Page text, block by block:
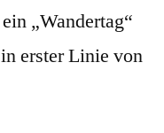
„Wandertag“
erster Linie von